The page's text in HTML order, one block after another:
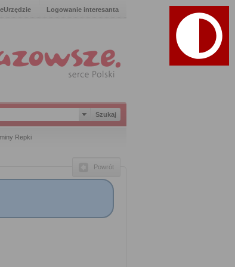
Logowanie interesanta
Repki
Powrót